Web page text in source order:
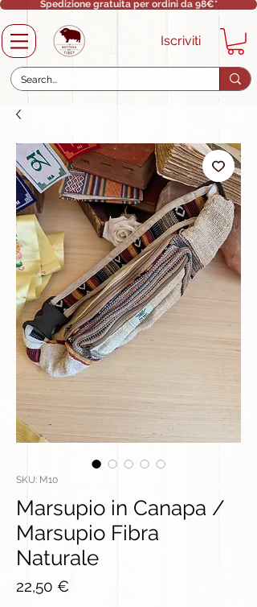
Spedizione gratuita per ordini da 98€*
Iscriviti
SKU: M10
Marsupio in Canapa /
Marsupio Fibra
Naturale
22,50 €